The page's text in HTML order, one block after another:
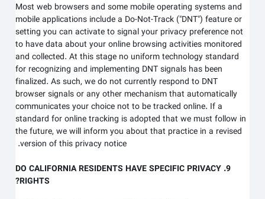
Most web browsers and some mobile operating systems and
mobile applications include a Do-Not-Track ("DNT") feature or
setting you can activate to signal your privacy preference not
to have data about your online browsing activities monitored
and collected. At this stage no uniform technology standard
for recognizing and implementing DNT signals has been
finalized. As such, we do not currently respond to DNT
browser signals or any other mechanism that automatically
communicates your choice not to be tracked online. If a
standard for online tracking is adopted that we must follow in
the future, we will inform you about that practice in a revised
version of this privacy notice.
9. DO CALIFORNIA RESIDENTS HAVE SPECIFIC PRIVACY
RIGHTS?